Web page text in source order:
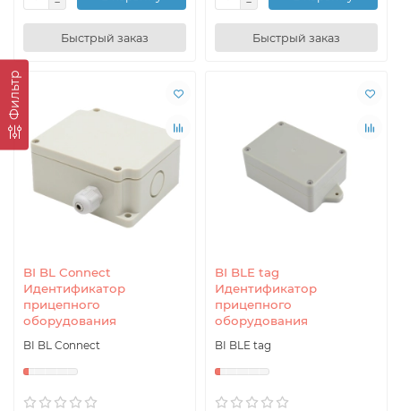
Фильтр
Быстрый заказ Быстрый заказ
BI BL Connect
Идентификатор
прицепного
оборудования
BI BL Connect
BI BLE tag
Идентификатор
прицепного
оборудования
BI BLE tag